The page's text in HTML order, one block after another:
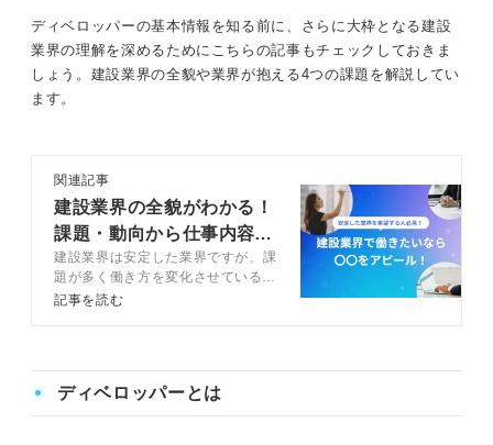
ディベロッパーの基本情報を知る前に、さらに大枠となる建設
業界の理解を深めるためにこちらの記事もチェックしておきま
しょう。建設業界の全貌や業界が抱える4つの課題を解説してい
ます。
関連記事
建設業界の全貌がわかる！
課題・動向から仕事内容ま
で徹底解説
建設業界は安定した業界ですが、課
題が多く働き方を変化させている業
界です。そのため、建設業界を目指
を、例文を交えてキャリアコンサル
タントと解説します。
記事を読む
ディベロッパーとは